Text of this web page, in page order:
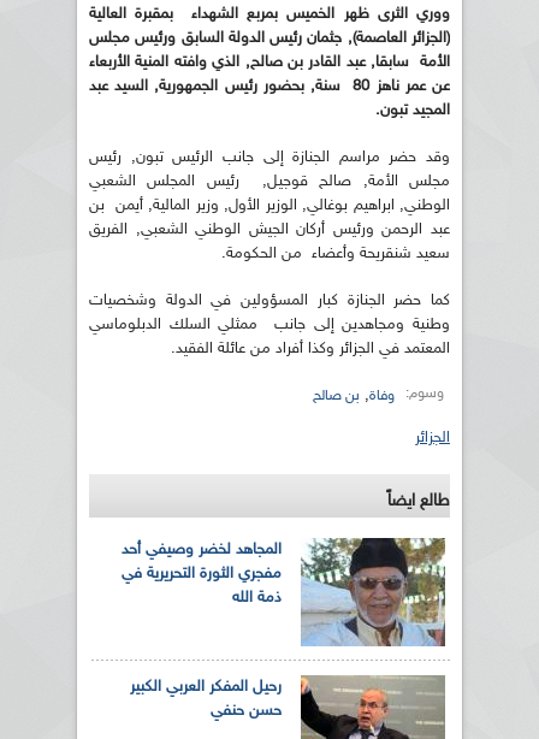
ووري الثرى ظهر الخميس بمربع الشهداء بمقبرة العالية
(الجزائر العاصمة), جثمان رئيس الدولة السابق ورئيس مجلس
الأمة سابقا, عبد القادر بن صالح, الذي وافته المنية الأربعاء
عن عمر ناهز 80 سنة, بحضور رئيس الجمهورية, السيد عبد
المجيد تبون.
وقد حضر مراسم الجنازة إلى جانب الرئيس تبون, رئيس
مجلس الأمة, صالح قوجيل, رئيس المجلس الشعبي
الوطني, ابراهيم بوغالي, الوزير الأول, وزير المالية, أيمن بن
عبد الرحمن ورئيس أركان الجيش الوطني الشعبي, الفريق
سعيد شنقريحة وأعضاء من الحكومة.
كما حضر الجنازة كبار المسؤولين في الدولة وشخصيات
وطنية ومجاهدين إلى جانب ممثلي السلك الدبلوماسي
المعتمد في الجزائر وكذا أفراد من عائلة الفقيد.
وسوم: وفاة, بن صالح
الجزائر
طالع ايضاً
المجاهد لخضر وصيفي أحد
مفجري الثورة التحريرية في
ذمة الله
رحيل المفكر العربي الكبير
حسن حنفي